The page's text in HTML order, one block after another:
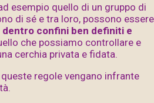
esempio quello di un gruppo di
di sé e tra loro, possono essere
dentro confini ben definiti e
che possiamo controllare e
cerchia privata e fidata.
regole vengano infrante